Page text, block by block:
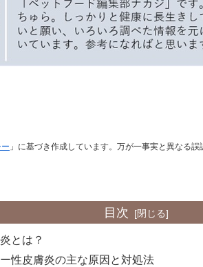
」に基づき作成しています。万が一事実と異なる誤
目次
とは？
性皮膚炎の主な原因と対処法